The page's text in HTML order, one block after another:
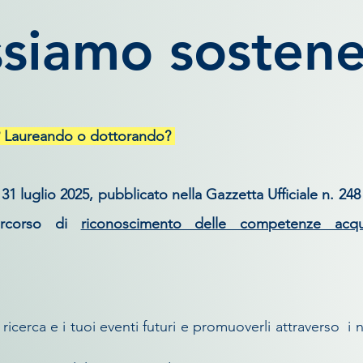
Laureando o dottorando?
luglio 2025, pubblicato nella Gazzetta Ufficiale n.
di riconoscimento delle competenze
e i tuoi eventi futuri e promuoverli attraverso i